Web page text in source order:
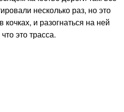
несколько раз, но это
и разогнаться на ней
это трасса.